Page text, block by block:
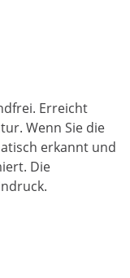
Erreicht
Wenn Sie die
erkannt und
Die